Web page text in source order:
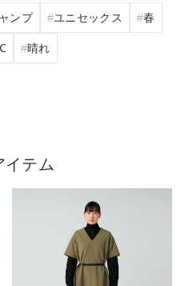
ンプ ユニセックス 春
晴れ
イテム